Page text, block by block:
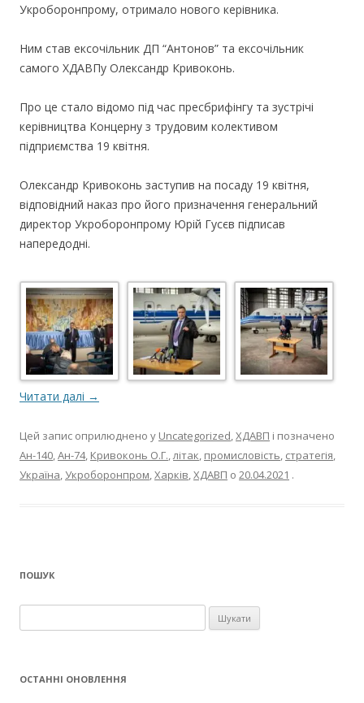
Укроборонпрому, отримало нового керівника.
Ним став ексочільник ДП “Антонов” та ексочільник
самого ХДАВПу Олександр Кривоконь.
Про це стало відомо під час пресбрифінгу та зустрічі
керівництва Концерну з трудовим колективом
підприємства 19 квітня.
Олександр Кривоконь заступив на посаду 19 квітня,
відповідний наказ про його призначення генеральний
директор Укроборонпрому Юрій Гусєв підписав
напередодні.
Читати далі →
Цей запис оприлюднено у Uncategorized,ХДАВП і позначено
Ан-140,Ан-74, Кривоконь О.Г.,літак, промисловість, стратегія,
Україна,Укроборонпром,Харків,ХДАВП о 20.04.2021 .
ПОШУК
о
у
ОСТАННІ ОНОВЛЕННЯ